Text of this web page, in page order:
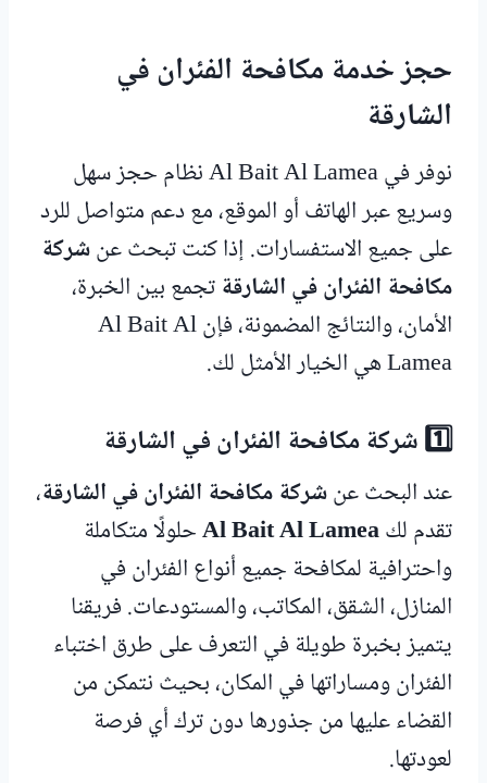
حجز خدمة مكافحة الفئران في
الشارقة
نوفر في Al Bait Al Lamea نظام حجز سهل
وسريع عبر الهاتف أو الموقع، مع دعم متواصل للرد
على جميع الاستفسارات. إذا كنت تبحث عنشركة
مكافحة الفئران في الشارقةتجمع بين الخبرة،
الأمان، والنتائج المضمونة، فإن Al Bait Al
Lamea هي الخيار الأمثل لك.
1️⃣ شركة مكافحة الفئران في الشارقة
عند البحث عنشركة مكافحة الفئران في الشارقة،
تقدم لكAl Bait Al Lameaحلولًا متكاملة
واحترافية لمكافحة جميع أنواع الفئران في
المنازل، الشقق، المكاتب، والمستودعات. فريقنا
يتميز بخبرة طويلة في التعرف على طرق اختباء
الفئران ومساراتها في المكان، بحيث نتمكن من
القضاء عليها من جذورها دون ترك أي فرصة
لعودتها.